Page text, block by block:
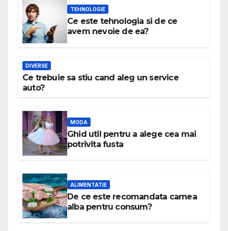
TEHNOLOGIE
Ce este tehnologia si de ce
avem nevoie de ea?
DIVERSE
Ce trebuie sa stiu cand aleg un service
auto?
MODA
Ghid util pentru a alege cea mai
potrivita fusta
ALIMENTATIE
De ce este recomandata carnea
alba pentru consum?